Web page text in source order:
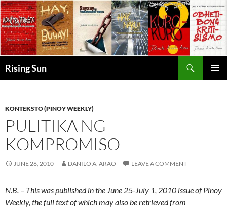
Skip
to
content
Rising Sun
KONTEKSTO (PINOY WEEKLY)
PULITIKA NG
KOMPROMISO
JUNE 26, 2010 DANILO A. ARAO LEAVE A COMMENT
N.B. – This was published in the June 25-July 1, 2010 issue of Pinoy
Weekly, the full text of which may also be retrieved from